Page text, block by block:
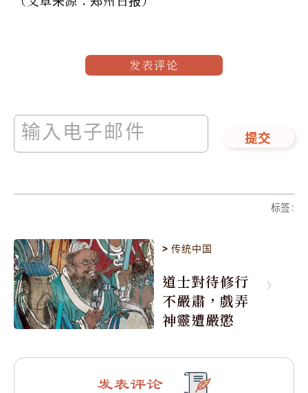
发表评论
提交
标签:
>传统中国
道士對待修行
不嚴肅，戲弄
神靈遭嚴懲
发表评论